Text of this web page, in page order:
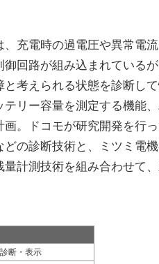
充電時の過電圧や異常電
回路が組み込まれている
考えられる状態を診断し
リー容量を測定する機能
。ドコモが研究開発を行
の診断技術と、ミツミ電
計測技術を組み合わせて
断・表示